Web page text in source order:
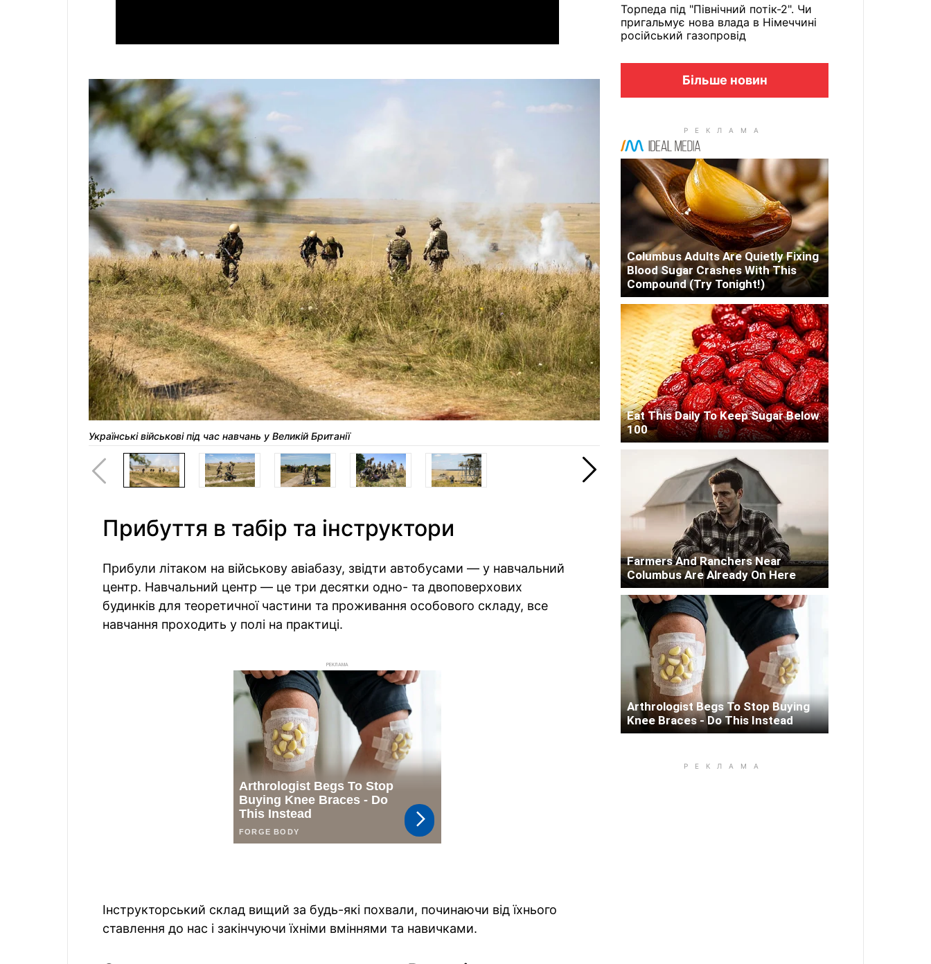
Українські військові під час навчань у Великій Британії ЗСУ відпрацьовують використання зброї під час навчань у
Прибуття в табір та інструктори
Прибули літаком на військову авіабазу, звідти автобусами — у навчальний
центр. Навчальний центр — це три десятки одно- та двоповерхових
будинків для теоретичної частини та проживання особового складу, все
навчання проходить у полі на практиці.
РЕКЛАМА
Інструкторський склад вищий за будь-які похвали, починаючи від їхнього
ставлення до нас і закінчуючи їхніми вміннями та навичками.
Торпеда під "Північний потік-2". Чи
пригальмує нова влада в Німеччині
російський газопровід
Більше новин
Columbus Adults Are Quietly Fixing
Blood Sugar Crashes With This
Compound (Try Tonight!)
Eat This Daily To Keep Sugar Below
100
Farmers And Ranchers Near
Columbus Are Already On Here
Arthrologist Begs To Stop Buying
Knee Braces - Do This Instead